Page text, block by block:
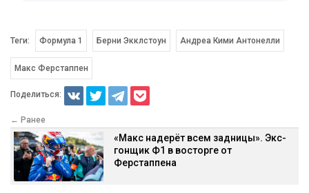
Теги: Формула 1 Берни Экклстоун Андреа Кими Антонелли
Макс Ферстаппен
Поделиться:
← Ранее
«Макс надерёт всем задницы». Экс-
гонщик Ф1 в восторге от
Ферстаппена